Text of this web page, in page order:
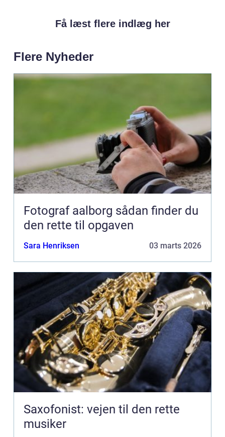
Få læst flere indlæg her
Flere Nyheder
Fotograf aalborg sådan finder du
den rette til opgaven
Sara Henriksen 03 marts 2026
Saxofonist: vejen til den rette
musiker